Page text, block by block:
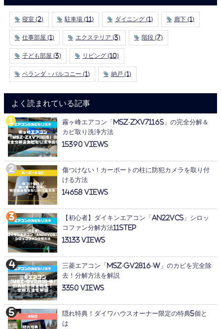
寝室 (2) 駐車場 (11) ダイニング (1) 廊下 (1)
仕事部屋 (1) エクステリア (3) 階段 (7)
子ども部屋 (3) リビング (10)
ベランダ・バルコニー (1) 納戸 (1)
よく読まれている記事
霧ヶ峰エアコン「MSZ-ZXV7116S」の完全分解＆
カビ取り洗浄方法
15390
傷つけない！カーポートの柱に防犯カメラを取り付
ける方法
14658
【初心者】ダイキンエアコン「AN22VCS」シロッ
コファン分解方法11STEP
13133
三菱エアコン「MSZ-GV2816-W」のカビを完全除
去！分解方法を解説
3350
隠れ特典！ダイワハウスオーナー限定の特典5個と
は